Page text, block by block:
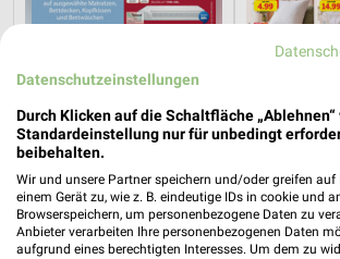
Spare bis zu 70%
Gültig bis Sa. 15.08. Gültig bis Di.
Sconto Möbel
Datenschutzeinstellungen
Durch Klicken auf die Schaltfläche „Ablehnen“
Standardeinstellung nur für unbedingt
beibehalten.
Wir und unsere Partner speichern und/oder greifen
einem Gerät zu, wie z. B. eindeutige IDs in cookie und
Browserspeichern, um personenbezogene Daten zu
Anbieter verarbeiten Ihre personenbezogenen Daten
aufgrund eines berechtigten Interesses. Um dem zu